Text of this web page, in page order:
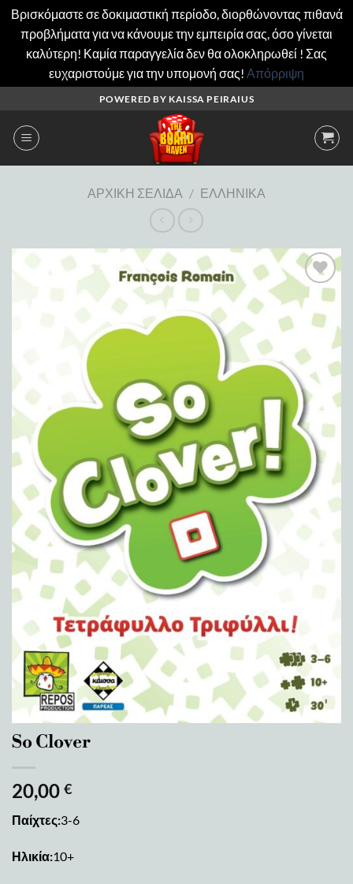
Βρισκόμαστε σε δοκιμαστική περίοδο, διορθώνοντας πιθανά
προβλήματα για να κάνουμε την εμπειρία σας, όσο γίνεται
καλύτερη! Καμία παραγγελία δεν θα ολοκληρωθεί ! Σας
ευχαριστούμε για την υπομονή σας! Απόρριψη
περιεχόμενο
POWERED BY KAISSA PEIRAIUS
ΑΡΧΙΚΉ ΣΕΛΊΔΑ / ΕΛΛΗΝΙΚΆ
Add to
wishlist
So Clover
20,00 €
Παίχτες:3-6
Ηλικία:10+